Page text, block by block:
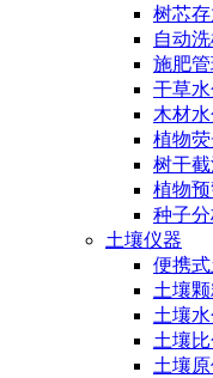
树芯
自动
施肥
干草
木材
植物
树干
植物
种子
土壤仪器
便携
土壤
土壤
土壤
土壤